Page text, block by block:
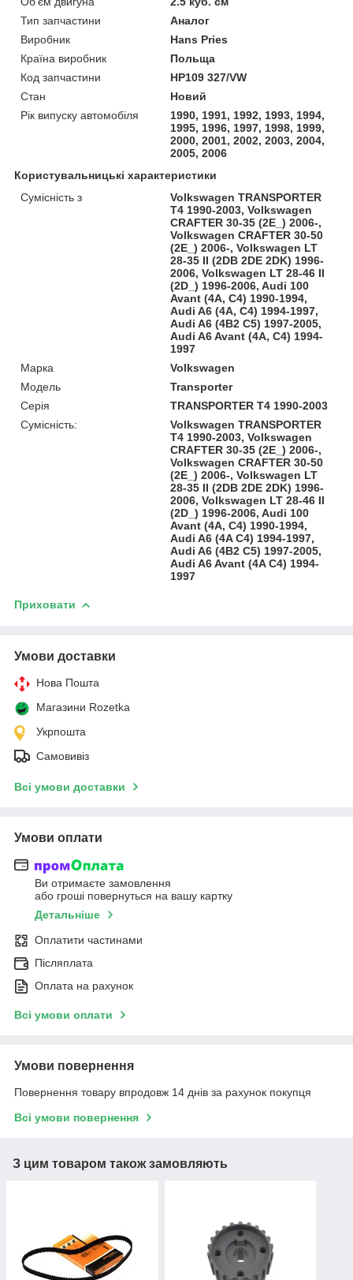
Тип запчастини
Аналог
Виробник
Hans Pries
Країна виробник
Польща
Код запчастини
HP109 327/VW
Стан
Новий
Рік випуску автомобіля
1990, 1991, 1992, 1993, 1994,
1995, 1996, 1997, 1998, 1999,
2000, 2001, 2002, 2003, 2004,
2005, 2006
Користувальницькі характеристики
Сумісність з
Volkswagen TRANSPORTER
T4 1990-2003, Volkswagen
CRAFTER 30-35 (2E_) 2006-,
Volkswagen CRAFTER 30-50
(2E_) 2006-, Volkswagen LT
28-35 II (2DB 2DE 2DK) 1996-
2006, Volkswagen LT 28-46 II
(2D_) 1996-2006, Audi 100
Avant (4A, C4) 1990-1994,
Audi A6 (4A, C4) 1994-1997,
Audi A6 (4B2 C5) 1997-2005,
Audi A6 Avant (4A, C4) 1994-
1997
Марка
Volkswagen
Модель
Transporter
Серія
TRANSPORTER T4 1990-2003
Сумісність:
Volkswagen TRANSPORTER
T4 1990-2003, Volkswagen
CRAFTER 30-35 (2E_) 2006-,
Volkswagen CRAFTER 30-50
(2E_) 2006-, Volkswagen LT
28-35 II (2DB 2DE 2DK) 1996-
2006, Volkswagen LT 28-46 II
(2D_) 1996-2006, Audi 100
Avant (4A, C4) 1990-1994,
Audi A6 (4A C4) 1994-1997,
Audi A6 (4B2 C5) 1997-2005,
Audi A6 Avant (4A C4) 1994-
1997
Приховати
Умови доставки
Нова Пошта
Магазини Rozetka
Укрпошта
Самовивіз
Всі умови доставки
Умови оплати
Ви отримаєте замовлення
або гроші повернуться на вашу картку
Детальніше
Оплатити частинами
Післяплата
Оплата на рахунок
Всі умови оплати
Умови повернення
Повернення товару впродовж 14 днів за рахунок покупця
Всі умови повернення
З цим товаром також замовляють